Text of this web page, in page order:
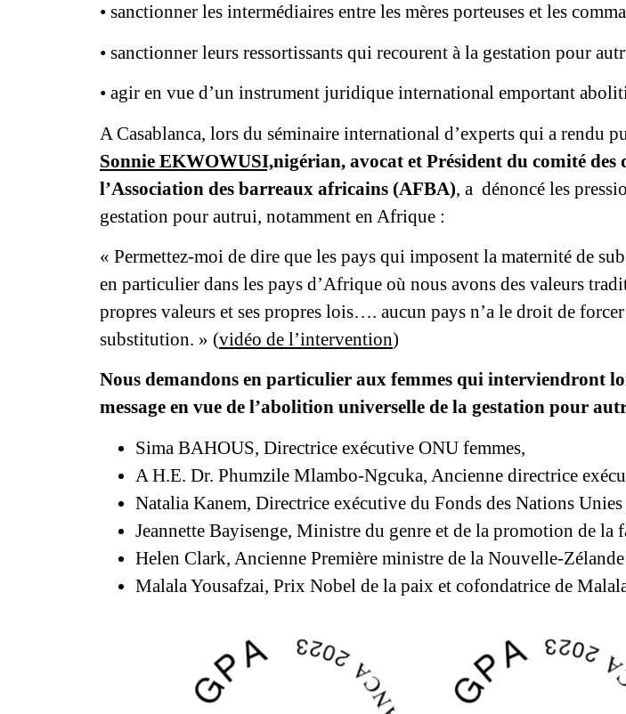
• sanctionner les intermédiaires entre les mères porteuses et les
• sanctionner leurs ressortissants qui recourent à la gestation pour
• agir en vue d’un instrument juridique international emportant
A Casablanca, lors du séminaire international d’experts qui a rendu
Sonnie EKWOWUSI,nigérian, avocat et Président du comité
l’Association des barreaux africains (AFBA), a dénoncé les
gestation pour autrui, notamment en Afrique :
« Permettez-moi de dire que les pays qui imposent la maternité de
en particulier dans les pays d’Afrique où nous avons des valeurs
propres valeurs et ses propres lois…. aucun pays n’a le droit de
substitution. » (vidéo de l’intervention)
Nous demandons en particulier aux femmes qui interviendront
message en vue de l’abolition universelle de la gestation pour
Sima BAHOUS, Directrice exécutive ONU femmes,
A H.E. Dr. Phumzile Mlambo-Ngcuka, Ancienne directrice
Natalia Kanem, Directrice exécutive du Fonds des Nations
Jeannette Bayisenge, Ministre du genre et de la promotion de
Helen Clark, Ancienne Première ministre de la Nouvelle-Zélande
Malala Yousafzai, Prix Nobel de la paix et cofondatrice de